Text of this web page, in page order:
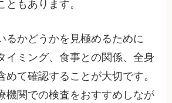
ともあります。
るかどうかを見極めるために
イミング、食事との関係、全身
めて確認することが大切です。
機関での検査をおすすめしなが